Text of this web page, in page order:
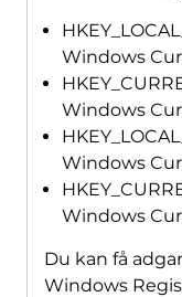
Windows
Windows
Windows
Windows
Du kan få
Windows